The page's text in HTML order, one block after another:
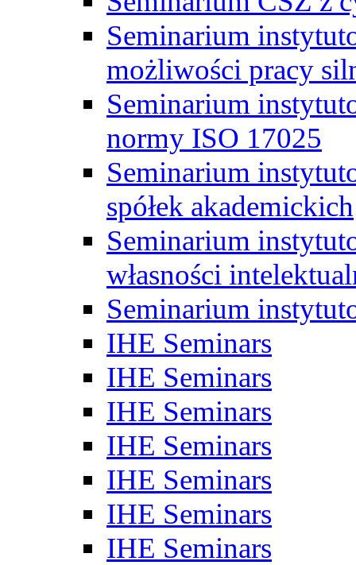
Seminarium
możliwości pracy
Seminarium
normy ISO 17025
Seminarium
spółek akademickich
Seminarium
własności
Seminarium
IHE Seminars
IHE Seminars
IHE Seminars
IHE Seminars
IHE Seminars
IHE Seminars
IHE Seminars